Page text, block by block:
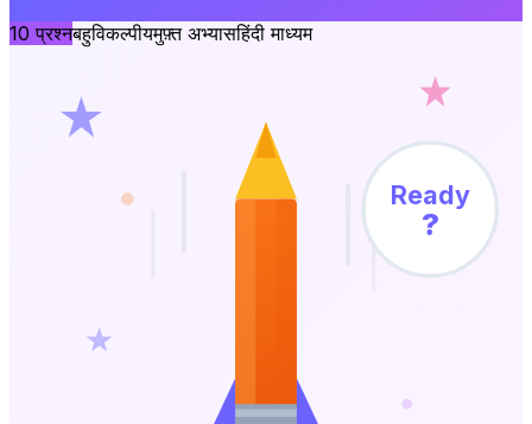
10 प्रश्नबहुविकल्पीयमुफ़्त अभ्यासहिंदी माध्यम
Ready
?